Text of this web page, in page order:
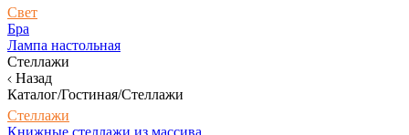
Свет
Бра
Лампа настольная
Стеллажи
Назад
Каталог/Гостиная/Стеллажи
Стеллажи
Книжные стеллажи из массива